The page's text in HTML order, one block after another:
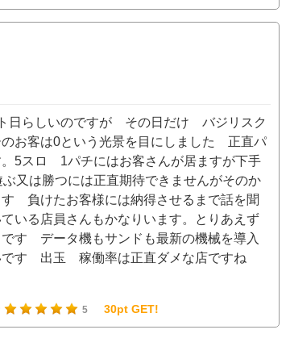
日らしいのですが その日だけ バジリスク
お客は0という光景を目にしました 正直パ
5スロ 1パチにはお客さんが居ますが下手
又は勝つには正直期待できませんがそのか
負けたお客様には納得させるまで話を聞
いる店員さんもかなりいます。とりあえず
す データ機もサンドも最新の機械を導入
です 出玉 稼働率は正直ダメな店ですね
5 30pt GET!